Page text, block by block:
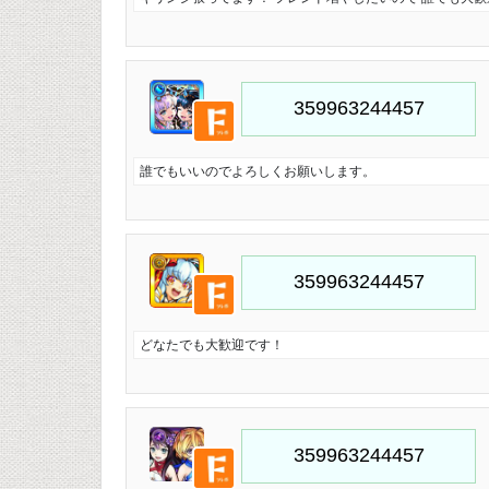
誰でもいいのでよろしくお願いします。
どなたでも大歓迎です！